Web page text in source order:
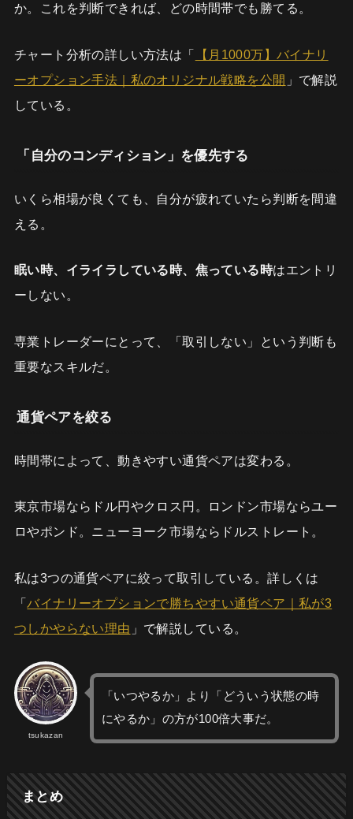
か。これを判断できれば、どの時間帯でも勝てる。
チャート分析の詳しい方法は「 【月1000万】バイナリ
ーオプション手法｜私のオリジナル戦略を公開 」で解説
している。
「自分のコンディション」を優先する
いくら相場が良くても、自分が疲れていたら判断を間違
える。
眠い時、イライラしている時、焦っている時はエントリ
ーしない。
専業トレーダーにとって、「取引しない」という判断も
重要なスキルだ。
通貨ペアを絞る
時間帯によって、動きやすい通貨ペアは変わる。
東京市場ならドル円やクロス円。ロンドン市場ならユー
ロやポンド。ニューヨーク市場ならドルストレート。
私は3つの通貨ペアに絞って取引している。詳しくは
「バイナリーオプションで勝ちやすい通貨ペア｜私が3
つしかやらない理由 」で解説している。
tsukazan
「いつやるか」より「どういう状態の時
にやるか」の方が100倍大事だ。
まとめ